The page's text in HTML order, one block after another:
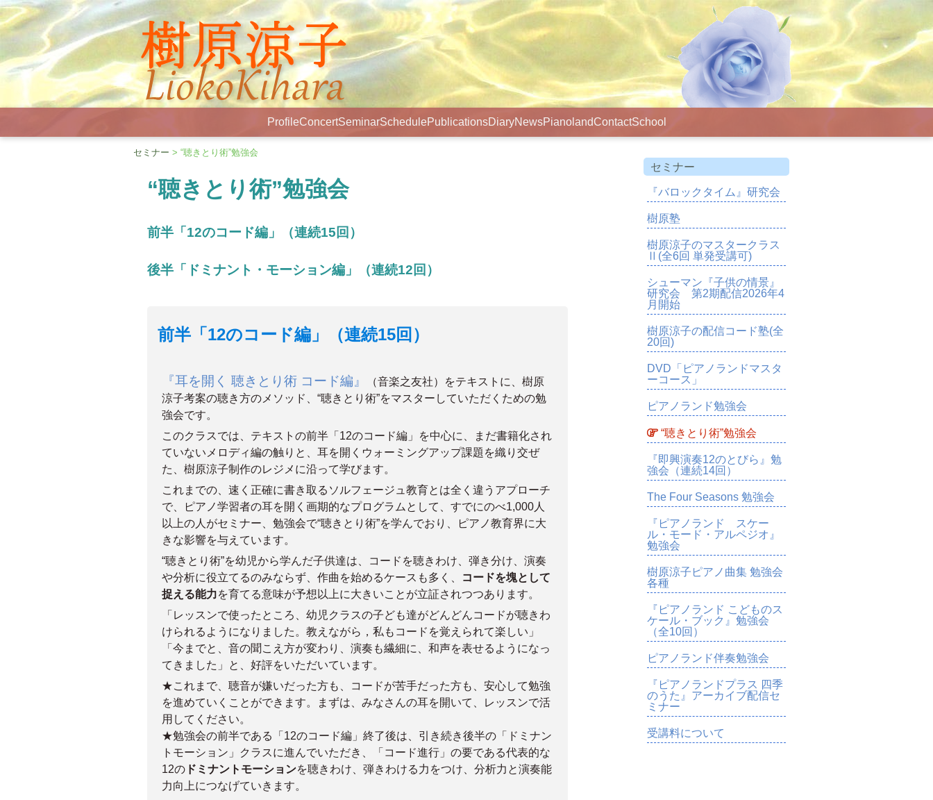
ProfileConcertSeminarSchedulePublicationsDiaryNewsPianolandContactSchool
セミナー > “聴きとり術”勉強会
“聴きとり術”勉強会
前半「12のコード編」（連続15回）
後半「ドミナント・モーション編」（連続12回）
前半「12のコード編」（連続15回）
『耳を開く 聴きとり術 コード編』
（音楽之友社）をテキストに、樹原
涼子考案の聴き方のメソッド、“聴きとり術”をマスターしていただくための勉
強会です。
このクラスでは、テキストの前半「12のコード編」を中心に、まだ書籍化され
ていないメロディ編の触りと、耳を開くウォーミングアップ課題を織り交ぜ
た、樹原涼子制作のレジメに沿って学びます。
これまでの、速く正確に書き取るソルフェージュ教育とは全く違うアプローチ
で、ピアノ学習者の耳を開く画期的なプログラムとして、すでにのべ1,000人
以上の人がセミナー、勉強会で“聴きとり術”を学んでおり、ピアノ教育界に大
きな影響を与えています。
“聴きとり術”を幼児から学んだ子供達は、コードを聴きわけ、弾き分け、演奏
や分析に役立てるのみならず、作曲を始めるケースも多く、
コードを塊として
捉える能力を育てる意味が予想以上に大きいことが立証されつつあります。
「レッスンで使ったところ、幼児クラスの子ども達がどんどんコードが聴きわ
けられるようになりました。教えながら，私もコードを覚えられて楽しい」
「今までと、音の聞こえ方が変わり、演奏も繊細に、和声を表せるようになっ
てきました」と、好評をいただいています。
★これまで、聴音が嫌いだった方も、コードが苦手だった方も、安心して勉強
を進めていくことができます。まずは、みなさんの耳を開いて、レッスンで活
用してください。
★勉強会の前半である「12のコード編」終了後は、引き続き後半の「ドミナン
トモーション」クラスに進んでいただき、「コード進行」の要である代表的な
12の ドミナントモーションを聴きわけ、弾きわける力をつけ、分析力と演奏能
力向上につなげていきます。
セミナー
『バロックタイム』研究会
樹原塾
樹原涼子のマスタークラス
Ⅱ(全6回 単発受講可)
シューマン『子供の情景』
研究会 第2期配信2026年4
月開始
樹原涼子の配信コード塾(全
20回)
DVD「ピアノランドマスタ
ーコース」
ピアノランド勉強会
“聴きとり術”勉強会
『即興演奏12のとびら』勉
強会（連続14回）
The Four Seasons 勉強会
『ピアノランド スケー
ル・モード・アルペジオ』
勉強会
樹原涼子ピアノ曲集 勉強会
各種
『ピアノランド こどものス
ケール・ブック』勉強会
（全10回）
ピアノランド伴奏勉強会
『ピアノランドプラス 四季
のうた』アーカイブ配信セ
ミナー
受講料について